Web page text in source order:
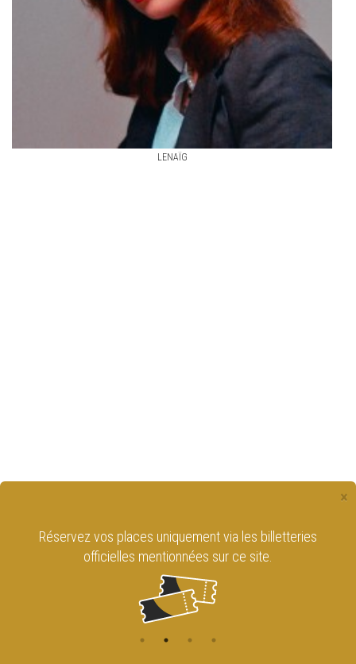
LENAÏG
×
Réservez vos places uniquement via les billetteries
officielles mentionnées sur ce site.